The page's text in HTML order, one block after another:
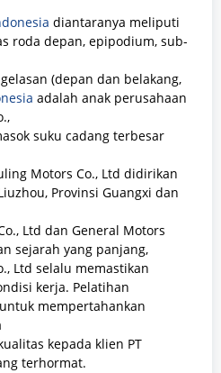
diantaranya meliputi
roda depan, epipodium, sub-
(depan dan belakang,
adalah anak perusahaan
suku cadang terbesar
Motors Co., Ltd didirikan
Provinsi Guangxi dan
Ltd dan General Motors
sejarah yang panjang,
Ltd selalu memastikan
kerja. Pelatihan
mempertahankan
kepada klien PT
terhormat.